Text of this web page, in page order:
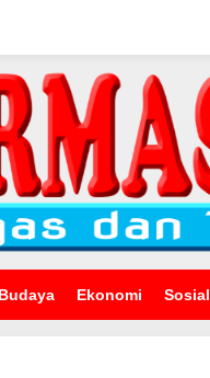
Budaya Ekonomi Sosial